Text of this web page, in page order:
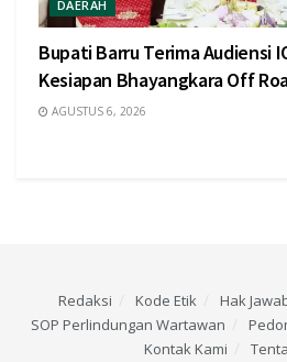
DAERAH
Bupati Barru Terima Audiensi
Kesiapan Bhayangkara Off
AGUSTUS 6, 2026
Redaksi Kode Etik
Hak
SOP Perlindungan Wartawan
Kontak Kami